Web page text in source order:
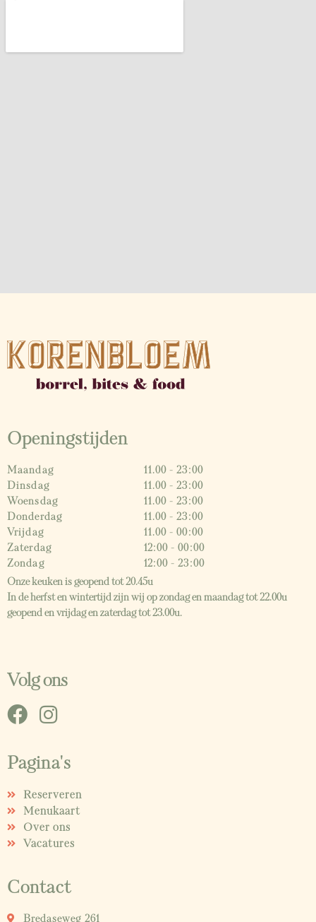
Openingstijden
Maandag
Dinsdag
Woensdag
Donderdag
Vrijdag
Zaterdag
Zondag
11.00 - 23:00
11.00 - 23:00
11.00 - 23:00
11.00 - 23:00
11.00 - 00:00
12:00 - 00:00
12:00 - 23:00
Onze keuken is geopend tot 20.45u
In de herfst en wintertijd zijn wij op zondag en maandag tot 22.00u
geopend en vrijdag en zaterdag tot 23.00u.
Volg ons
Pagina's
Reserveren
Menukaart
Over ons
Vacatures
Contact